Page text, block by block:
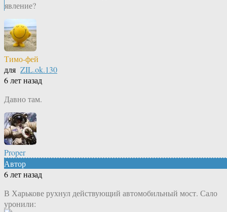
явление?
Тимо-фей
для ZIL.ok.130
6 лет назад
Давно там.
Proper
Автор
6 лет назад
В Харькове рухнул действующий автомобильный мост. Сало
уронили: